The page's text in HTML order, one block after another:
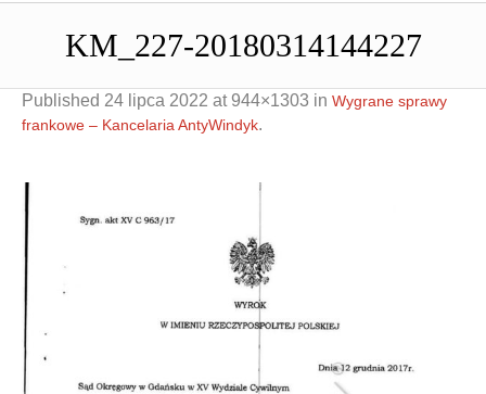
Doradztwo prawne
Doradztwo & konsulting
KM_227-20180314144227
Published 24 lipca 2022 at 944×1303 in Wygrane sprawy
frankowe – Kancelaria AntyWindyk.